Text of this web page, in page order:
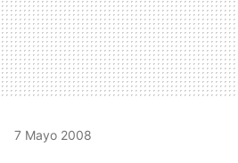
7 Mayo 2008